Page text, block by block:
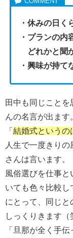
・休みの日く
・プランの内
どれかと聞
・興味が持て
田中も同じこと
んの名言が出ます
「 結婚式という
人生で一度きり
さんは言います。
風俗選びを仕事
いても色々比較し
にとって、同じ
しっくりきます（
「旦那が全く手